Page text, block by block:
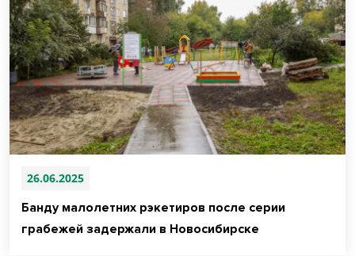
26.06.2025
Банду малолетних рэкетиров после серии
грабежей задержали в Новосибирске